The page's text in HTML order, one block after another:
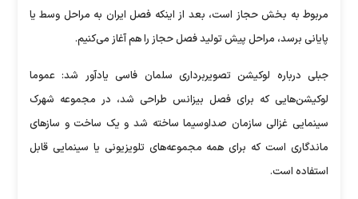
مربوط به بخش حجاز است، بعد از اینکه فصل ایران به مراحل وسط یا
پایانی برسد، مراحل پیش تولید فصل حجاز را هم آغاز می‌کنیم.
جبلی درباره لوکیشن تصویربرداری سلمان فاسی یادآور شد: عموما
لوکیشن‌هایی که برای فصل بیزانس طراحی شد، در مجموعه شهرک
سینمایی غزالی سازمان صداوسیما ساخته شد و یک ساخت و ساز‌های
ماندگاری است که برای همه مجموعه‌های تلویزیونی یا سینمایی قابل
استفاده است.